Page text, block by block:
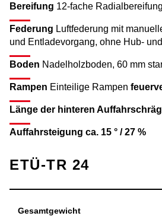
Bereifung 12-fache
Federung Luftfederung mit
und Entladevorgang, ohne Hub-
Boden Nadelholzboden, 60 mm
Rampen Einteilige Rampen
Länge der hinteren
Auffahrsteigung ca. 15 ° / 27 %
ETÜ-TR 24
Gesamtgewicht